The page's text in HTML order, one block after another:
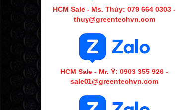
HCM Sale - Ms. Thủy: 079 664 0303 -
thuy@greentechvn.com
HCM Sale - Mr. Ý: 0903 355 926 -
sale01@greentechvn.com